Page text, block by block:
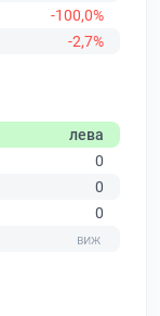
-100,0%
-2,7%
лева
0
0
0